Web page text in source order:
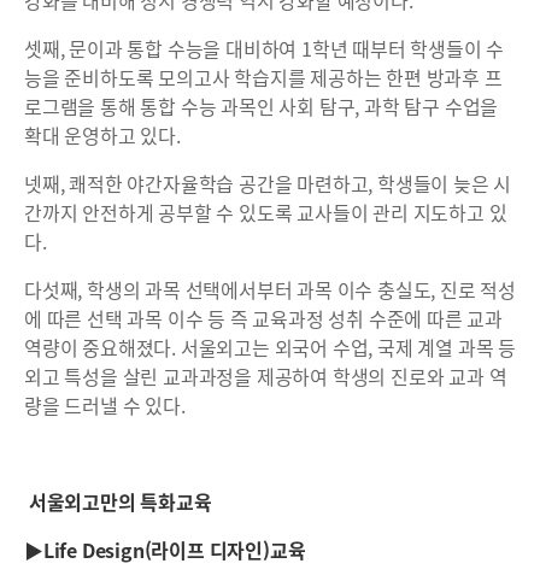
셋째, 문이과 통합 수능을 대비하여 1학년 때부터 학생들이 수
능을 준비하도록 모의고사 학습지를 제공하는 한편 방과후 프
로그램을 통해 통합 수능 과목인 사회 탐구, 과학 탐구 수업을
확대 운영하고 있다.
넷째, 쾌적한 야간자율학습 공간을 마련하고, 학생들이 늦은 시
간까지 안전하게 공부할 수 있도록 교사들이 관리 지도하고 있
다.
다섯째, 학생의 과목 선택에서부터 과목 이수 충실도, 진로 적성
에 따른 선택 과목 이수 등 즉 교육과정 성취 수준에 따른 교과
역량이 중요해졌다. 서울외고는 외국어 수업, 국제 계열 과목 등
외고 특성을 살린 교과과정을 제공하여 학생의 진로와 교과 역
량을 드러낼 수 있다.
서울외고만의 특화교육
▶Life Design(라이프 디자인)교육